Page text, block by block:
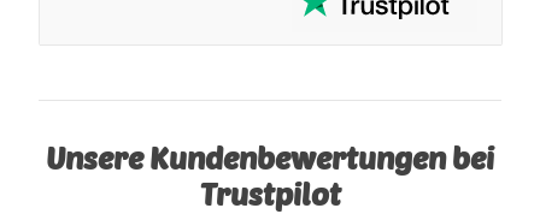
Unsere Kundenbewertungen bei
Trustpilot